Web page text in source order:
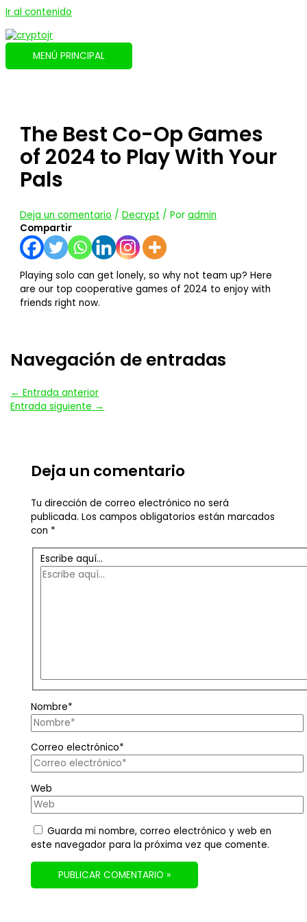
Ir al contenido
MENÚ PRINCIPAL
The Best Co-Op Games
of 2024 to Play With Your
Pals
Deja un comentario /Decrypt / Poradmin
Compartir
Playing solo can get lonely, so why not team up? Here
are our top cooperative games of 2024 to enjoy with
friends right now.
Navegación de entradas
← Entrada anterior
Entrada siguiente →
Deja un comentario
Tu dirección de correo electrónico no será
publicada. Los campos obligatorios están marcados
con *
Escribe aquí...
Nombre*
Correo electrónico*
Web
Guarda mi nombre, correo electrónico y web en
este navegador para la próxima vez que comente.